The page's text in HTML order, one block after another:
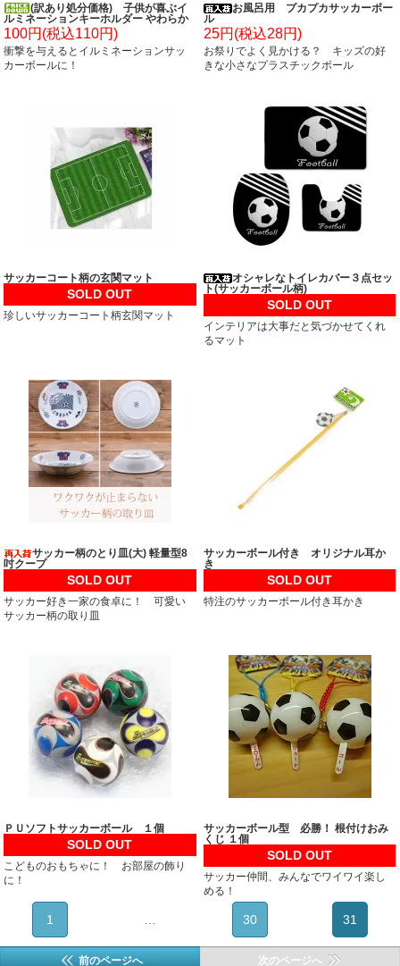
(訳あり処分価格) 子供が喜ぶイ
ルミネーションキーホルダー やわらか
いサッカーボール
100円(税込110円)
衝撃を与えるとイルミネーションサッ
カーボールに！
お風呂用 プカプカサッカーボー
ル
25円(税込28円)
お祭りでよく見かける？ キッズの好
きな小さなプラスチックボール
サッカーコート柄の玄関マット
SOLD OUT
珍しいサッカーコート柄玄関マット
オシャレなトイレカバー３点セッ
ト(サッカーボール柄)
SOLD OUT
インテリアは大事だと気づかせてくれ
るマット
サッカー柄のとり皿(大) 軽量型8
吋クープ
SOLD OUT
サッカー好き一家の食卓に！ 可愛い
サッカー柄の取り皿
サッカーボール付き オリジナル耳か
き
SOLD OUT
特注のサッカーボール付き耳かき
ＰＵソフトサッカーボール １個
SOLD OUT
こどものおもちゃに！ お部屋の飾り
に！
サッカーボール型 必勝！ 根付けおみ
くじ １個
SOLD OUT
サッカー仲間、みんなでワイワイ楽し
める！
1 … 30 31
前のページへ 次のページへ